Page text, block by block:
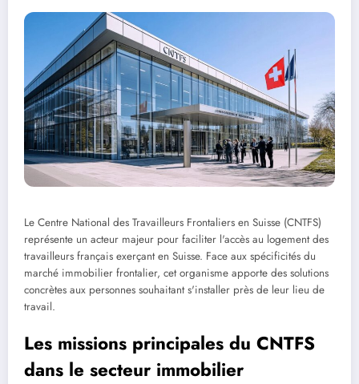
Le Centre National des Travailleurs Frontaliers en Suisse (CNTFS)
représente un acteur majeur pour faciliter l'accès au logement des
travailleurs français exerçant en Suisse. Face aux spécificités du
marché immobilier frontalier, cet organisme apporte des solutions
concrètes aux personnes souhaitant s'installer près de leur lieu de
travail.
Les missions principales du CNTFS
dans le secteur immobilier